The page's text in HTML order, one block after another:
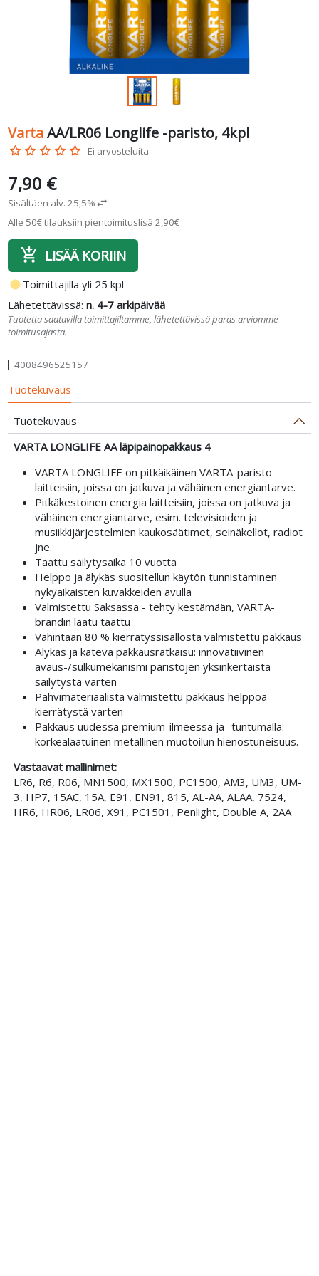
VartaAA/LR06 Longlife -paristo, 4kpl
star_border star_border star_border star_border star_border Ei arvosteluita
7,90 €
Sisältäen alv. 25,5%swap_horiz
Alle 50€ tilauksiin pientoimituslisä 2,90€
add_shopping_cart LISÄÄ KORIIN
fiber_manual_record Toimittajilla yli 25 kpl
Lähetettävissä:n. 4-7 arkipäivää
Tuotetta saatavilla toimittajiltamme, lähetettävissä paras arviomme
toimitusajasta.
4008496525157
Tuotekuvaus
Tuotekuvaus
VARTA LONGLIFE AA läpipainopakkaus 4
VARTA LONGLIFE on pitkäikäinen VARTA-paristo
laitteisiin, joissa on jatkuva ja vähäinen energiantarve.
Pitkäkestoinen energia laitteisiin, joissa on jatkuva ja
vähäinen energiantarve, esim. televisioiden ja
musiikkijärjestelmien kaukosäätimet, seinäkellot, radiot
jne.
Taattu säilytysaika 10 vuotta
Helppo ja älykäs suositellun käytön tunnistaminen
nykyaikaisten kuvakkeiden avulla
Valmistettu Saksassa - tehty kestämään, VARTA-
brändin laatu taattu
Vähintään 80 % kierrätyssisällöstä valmistettu pakkaus
Älykäs ja kätevä pakkausratkaisu: innovatiivinen
avaus-/sulkumekanismi paristojen yksinkertaista
säilytystä varten
Pahvimateriaalista valmistettu pakkaus helppoa
kierrätystä varten
Pakkaus uudessa premium-ilmeessä ja -tuntumalla:
korkealaatuinen metallinen muotoilun hienostuneisuus.
Vastaavat mallinimet:
LR6, R6, R06, MN1500, MX1500, PC1500, AM3, UM3, UM-
3, HP7, 15AC, 15A, E91, EN91, 815, AL-AA, ALAA, 7524,
HR6, HR06, LR06, X91, PC1501, Penlight, Double A, 2AA